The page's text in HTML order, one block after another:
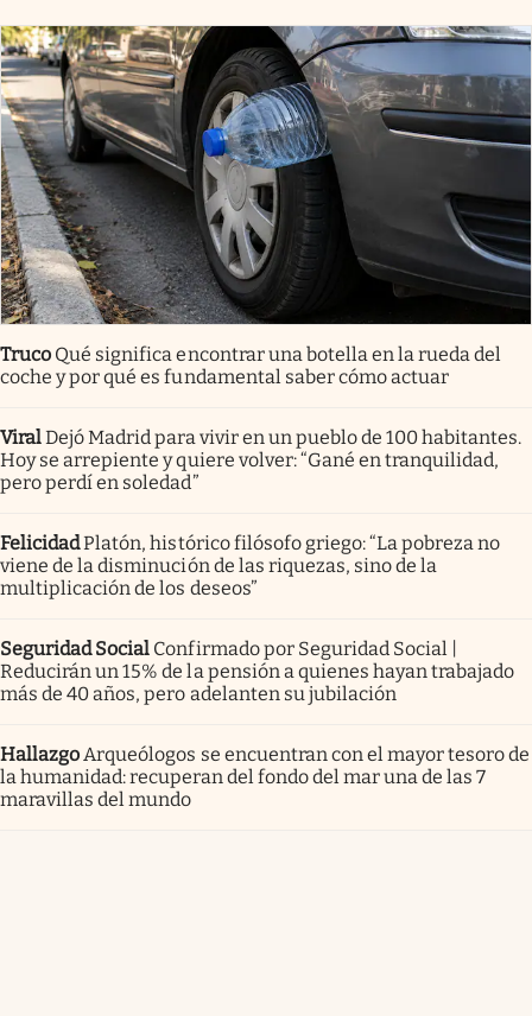
Truco Qué significa encontrar una botella en la rueda del
coche y por qué es fundamental saber cómo actuar
ViralDejó Madrid para vivir en un pueblo de 100 habitantes.
Hoy se arrepiente y quiere volver: “Gané en tranquilidad,
pero perdí en soledad”
FelicidadPlatón, histórico filósofo griego: “La pobreza no
viene de la disminución de las riquezas, sino de la
multiplicación de los deseos”
Seguridad Social Confirmado por Seguridad Social |
Reducirán un 15% de la pensión a quienes hayan trabajado
más de 40 años, pero adelanten su jubilación
Hallazgo Arqueólogos se encuentran con el mayor tesoro de
la humanidad: recuperan del fondo del mar una de las 7
maravillas del mundo